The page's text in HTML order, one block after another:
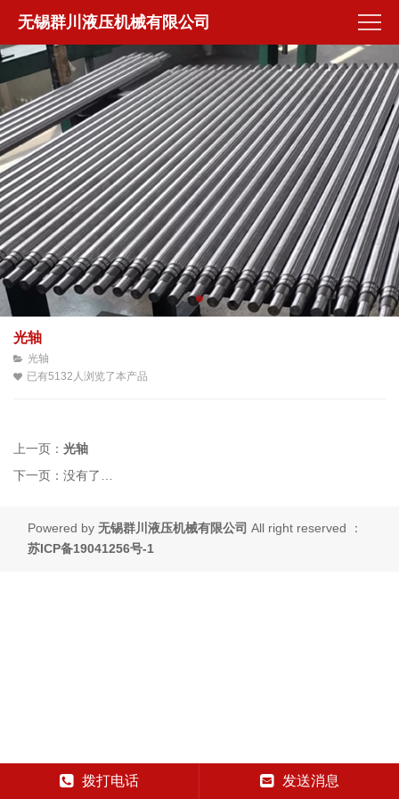
无锡群川液压机械有限公司
光轴
光轴
已有5132人浏览了本产品
上一页： 光轴
下一页： 没有了…
Powered by无锡群川液压机械有限公司 All right reserved ：
苏ICP备19041256号-1
拨打电话 发送消息